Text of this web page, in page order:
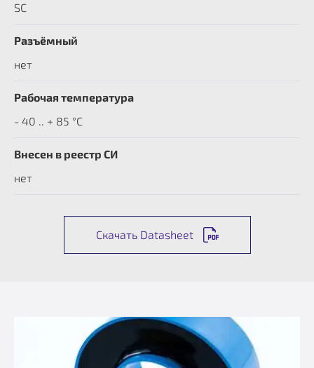
SC
Разъёмный
нет
Рабочая температура
- 40 .. + 85 °C
Внесен в реестр СИ
нет
Скачать Datasheet